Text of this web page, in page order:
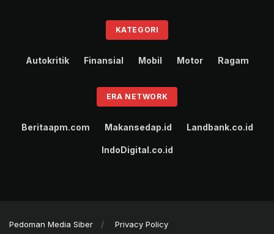
KATEGORI
Autokritik Finansial Mobil Motor Ragam
ERA NETWORK
Beritaapm.com Makansedap.id Landbank.co.id
IndoDigital.co.id
Pedoman Media Siber Privacy Policy